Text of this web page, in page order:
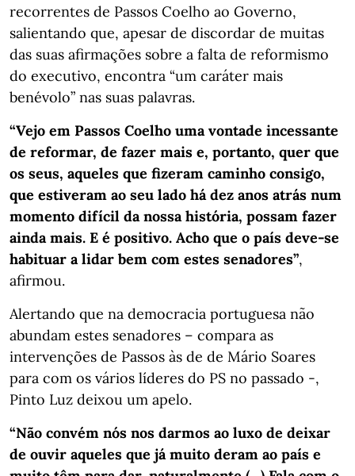
recorrentes de Passos Coelho ao Governo,
salientando que, apesar de discordar de muitas
das suas afirmações sobre a falta de reformismo
do executivo, encontra “um caráter mais
benévolo” nas suas palavras.
“Vejo em Passos Coelho uma vontade incessante
de reformar, de fazer mais e, portanto, quer que
os seus, aqueles que fizeram caminho consigo,
que estiveram ao seu lado há dez anos atrás num
momento difícil da nossa história, possam fazer
ainda mais. E é positivo. Acho que o país deve-se
habituar a lidar bem com estes senadores”,
afirmou.
Alertando que na democracia portuguesa não
abundam estes senadores – compara as
intervenções de Passos às de de Mário Soares
para com os vários líderes do PS no passado -,
Pinto Luz deixou um apelo.
“Não convém nós nos darmos ao luxo de deixar
de ouvir aqueles que já muito deram ao país e